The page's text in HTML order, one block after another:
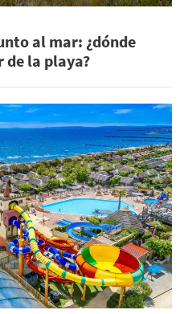
al mar: ¿dónde
la playa?